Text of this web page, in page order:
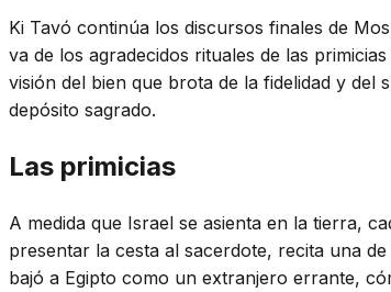
Ki Tavó continúa los discursos finales de
va de los agradecidos rituales de las
visión del bien que brota de la fidelidad y
depósito sagrado.
Las primicias
A medida que Israel se asienta en la tierra,
presentar la cesta al sacerdote, recita una
bajó a Egipto como un extranjero errante,